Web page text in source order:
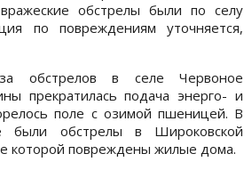
обстрелы были по селу
по повреждениям уточняется,
обстрелов в селе Червоное
прекратилась подача энерго- и
поле с озимой пшеницей. В
были обстрелы в Широковской
которой повреждены жилые дома.